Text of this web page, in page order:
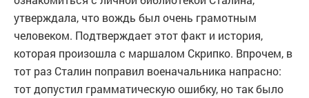
утверждала, что вождь был очень грамотным
человеком. Подтверждает этот факт и история,
которая произошла с маршалом Скрипко. Впрочем, в
тот раз Сталин поправил военачальника напрасно:
тот допустил грамматическую ошибку, но так было